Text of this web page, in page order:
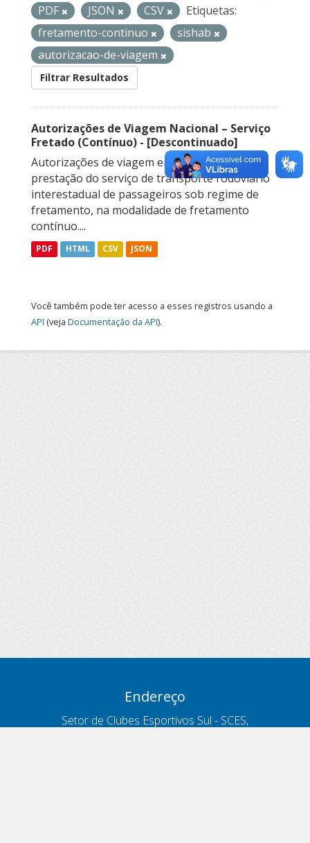
PDF
JSON CSV
Etiquetas:
fretamento-continuo
sishab
autorizacao-de-viagem
Filtrar Resultados
Autorizações de Viagem Nacional – Serviço
Fretado (Contínuo) - [Descontinuado]
Autorizações de viagem emitidas para a
prestação do serviço de transporte rodoviário
interestadual de passageiros sob regime de
fretamento, na modalidade de fretamento
contínuo....
PDF HTML CSV JSON
Você também pode ter acesso a esses registros usando a
API (veja Documentação da API).
Endereço
Setor de Clubes Esportivos Sul - SCES,